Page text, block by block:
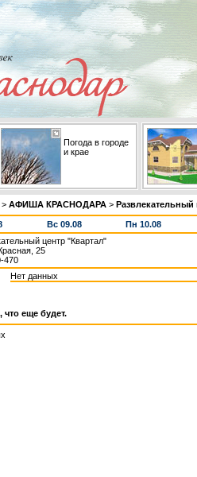
Погода в городе
и крае
> АФИША КРАСНОДАРА > Развлекательный
Вс 09.08
Пн 10.08
центр "Квартал"
25
470
Нет данных
что еще будет.